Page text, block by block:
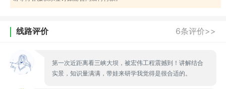
线路评价 6条评价>>
第一次近距离看三峡大坝，被宏伟工程震撼到！讲解结合
实景，知识量满满，带娃来研学我觉得是很合适的。